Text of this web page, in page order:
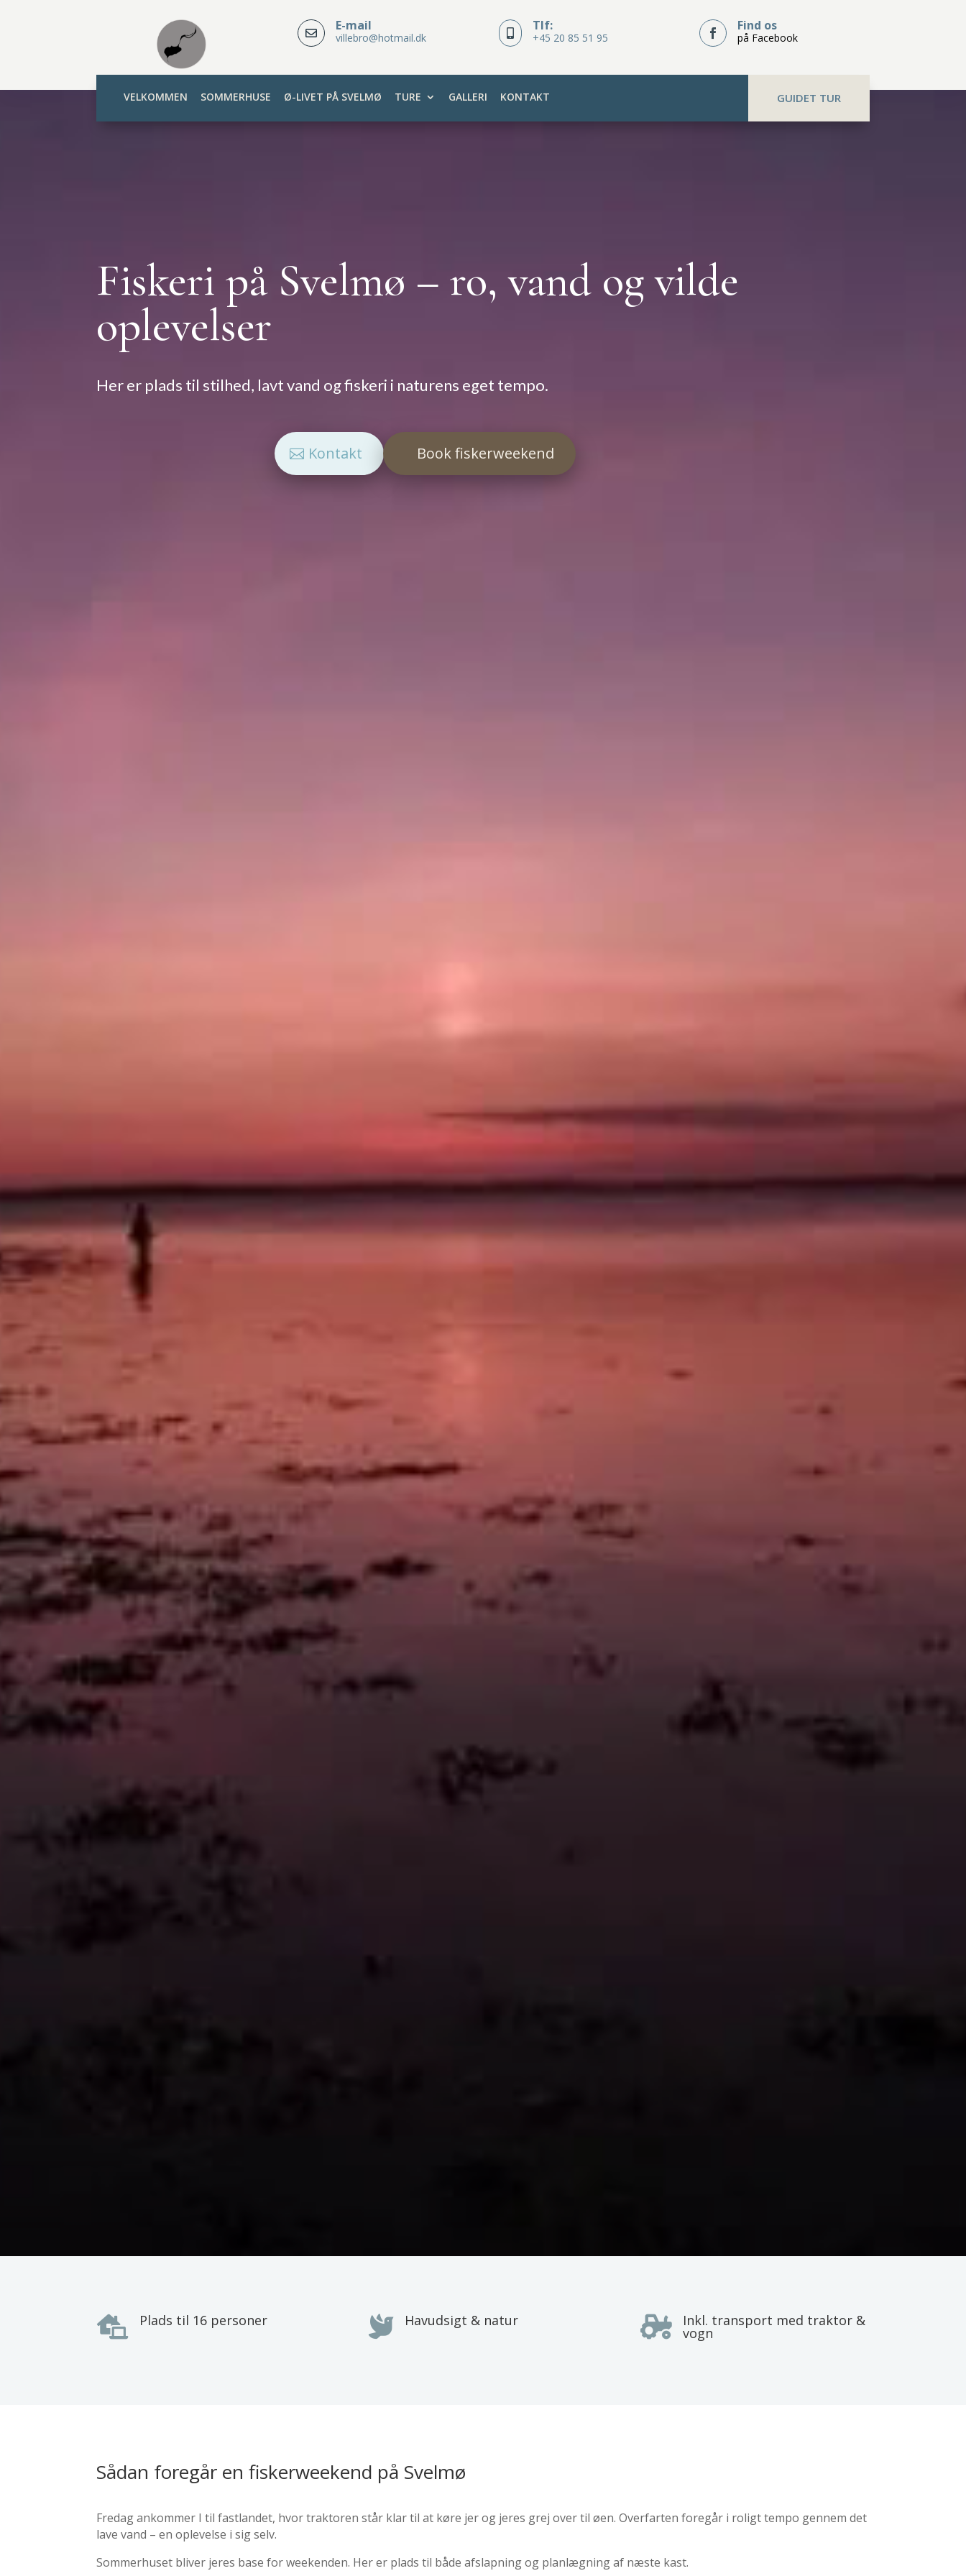
 E-mail
villebro@hotmail.dk
Tlf:
+45 20 85 51 95  Find os
på Facebook
VELKOMMEN SOMMERHUSE Ø-LIVET PÅ SVELMØ TURE GALLERI KONTAKT GUIDET TUR
Fiskeri på Svelmø – ro, vand og vilde
oplevelser
Her er plads til stilhed, lavt vand og fiskeri i naturens eget tempo.
Kontakt Book fiskerweekend
 Plads til 16 personer  Havudsigt & natur  Inkl. transport med traktor &
vogn
Sådan foregår en fiskerweekend på Svelmø
Fredag ankommer I til fastlandet, hvor traktoren står klar til at køre jer og jeres grej over til øen. Overfarten foregår i roligt tempo gennem det
lave vand – en oplevelse i sig selv.
Sommerhuset bliver jeres base for weekenden. Her er plads til både afslapning og planlægning af næste kast.